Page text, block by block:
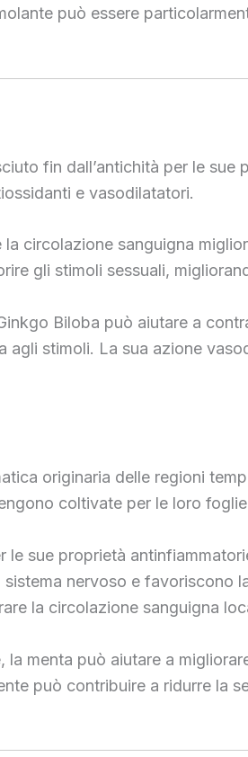
può essere
fin dall’antichità per le
e vasodilatatori.
circolazione sanguigna
gli stimoli sessuali,
Biloba può aiutare a
agli stimoli. La sua azione
originaria delle regioni
coltivate per le loro
sue proprietà
nervoso e favoriscono
la circolazione sanguigna
menta può aiutare a
può contribuire a ridurre la